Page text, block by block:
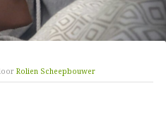
Rolien Scheepbouwer